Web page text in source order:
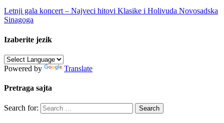
Letnji gala koncert – Najveci hitovi Klasike i Holivuda Novosadska
Sinagoga
Izaberite jezik
Powered by Translate
Pretraga sajta
Search for: